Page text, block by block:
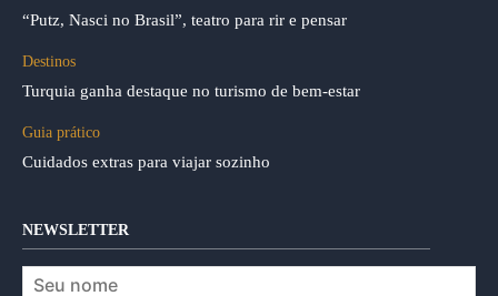
“Putz, Nasci no Brasil”, teatro para rir e pensar
Destinos
Turquia ganha destaque no turismo de bem-estar
Guia prático
Cuidados extras para viajar sozinho
NEWSLETTER